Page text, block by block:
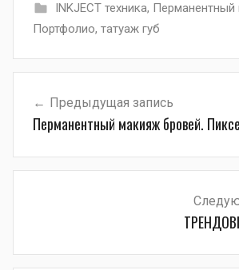
INKJECT техника, Перманентный
Портфолио, татуаж губ
по
Предыдущая запись
Перманентный макияж бровей.